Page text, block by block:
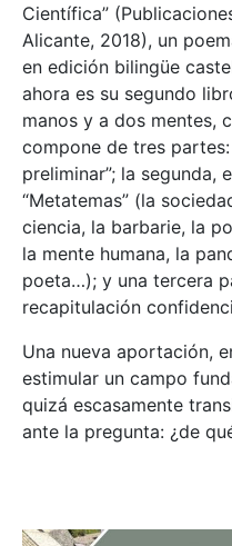
Científica”
Alicante, 2018), un
en edición bilingüe
ahora es su segundo
manos y a dos mentes,
compone de tres
preliminar”; la segunda,
“Metatemas” (la
ciencia, la barbarie, la
la mente humana, la
poeta…); y una tercera
recapitulación
Una nueva aportación,
estimular un campo
quizá escasamente
ante la pregunta: ¿de